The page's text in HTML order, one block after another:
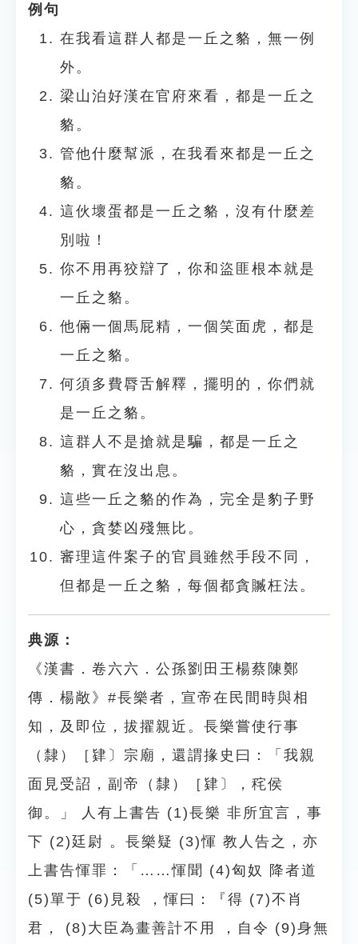
例句
在我看這群人都是一丘之貉，無一例
外。
梁山泊好漢在官府來看，都是一丘之
貉。
管他什麼幫派，在我看來都是一丘之
貉。
這伙壞蛋都是一丘之貉，沒有什麼差
別啦！
你不用再狡辯了，你和盜匪根本就是
一丘之貉。
他倆一個馬屁精，一個笑面虎，都是
一丘之貉。
何須多費脣舌解釋，擺明的，你們就
是一丘之貉。
這群人不是搶就是騙，都是一丘之
貉，實在沒出息。
這些一丘之貉的作為，完全是豹子野
心，貪婪凶殘無比。
審理這件案子的官員雖然手段不同，
但都是一丘之貉，每個都貪贓枉法。
典源：
《漢書．卷六六．公孫劉田王楊蔡陳鄭
傳．楊敞》#長樂者，宣帝在民間時與相
知，及即位，拔擢親近。長樂嘗使行事
（隸）［肄〕宗廟，還謂掾史曰：「我親
面見受詔，副帝（隸）［肄〕，秺侯
御。」 人有上書告 (1)長樂 非所宜言，事
下 (2)廷尉 。長樂疑 (3)惲 教人告之，亦
上書告惲罪：「……惲聞 (4)匈奴 降者道
(5)單于 (6)見殺 ，惲曰：『得 (7)不肖
君， (8)大臣為畫善計不用 ，自令 (9)身無